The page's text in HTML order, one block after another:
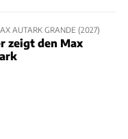
AUTARK GRANDE (2027)
zeigt den Max